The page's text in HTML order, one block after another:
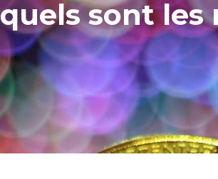
sont les